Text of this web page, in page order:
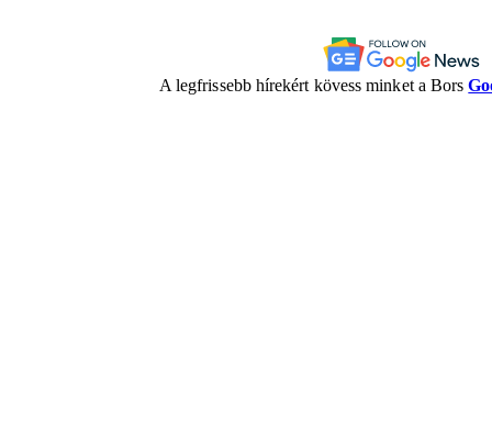
A legfrissebb hírekért kövess minket a Bors